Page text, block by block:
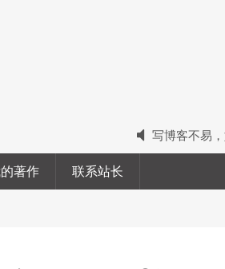
写博客不易
2022我的
著作 联系站长